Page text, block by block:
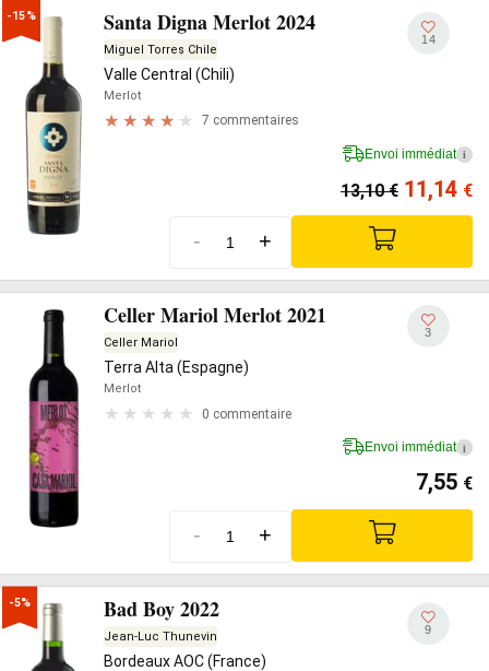
-15% Santa Digna Merlot 2024
Miguel Torres Chile
Valle Central (Chili)
Merlot
7 commentaires
14
Envoi immédiat i
13,10€ 11,14 €
- +
Celler Mariol Merlot 2021
Celler Mariol
Terra Alta (Espagne)
Merlot
0 commentaire
3
Envoi immédiat i
7,55 €
- +
-5% Bad Boy 2022
Jean-Luc Thunevin
Bordeaux AOC (France)
9